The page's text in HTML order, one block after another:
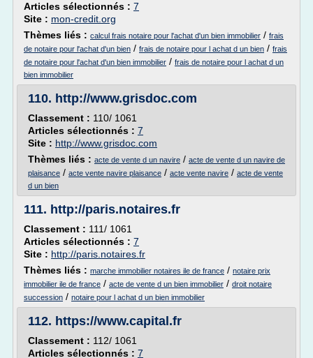
Articles sélectionnés : 7
Site : mon-credit.org
Thèmes liés : calcul frais notaire pour l'achat d'un bien immobilier / frais
de notaire pour l'achat d'un bien / frais de notaire pour l achat d un bien / frais
de notaire pour l'achat d'un bien immobilier / frais de notaire pour l achat d un
bien immobilier
110. http://www.grisdoc.com
Classement : 110/ 1061
Articles sélectionnés : 7
Site : http://www.grisdoc.com
Thèmes liés : acte de vente d un navire / acte de vente d un navire de
plaisance / acte vente navire plaisance / acte vente navire / acte de vente
d un bien
111. http://paris.notaires.fr
Classement : 111/ 1061
Articles sélectionnés : 7
Site : http://paris.notaires.fr
Thèmes liés : marche immobilier notaires ile de france / notaire prix
immobilier ile de france / acte de vente d un bien immobilier / droit notaire
succession / notaire pour l achat d un bien immobilier
112. https://www.capital.fr
Classement : 112/ 1061
Articles sélectionnés : 7